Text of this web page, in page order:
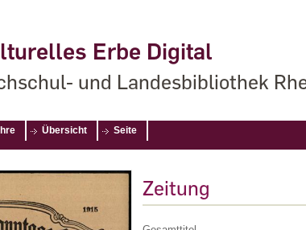
Erbe Digital
und Landesbibliothek
Übersicht Seite
Zeitung